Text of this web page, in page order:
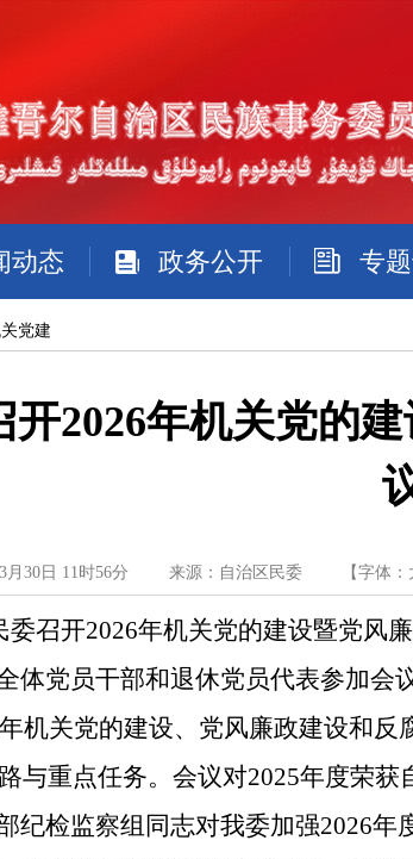
动态 政务公开 专
党建
开2026年机关党的
月30日 11时56分 来源：自治区民委 【字体：
委召开2026年机关党的建设暨党风
体党员干部和退休党员代表参加会
年机关党的建设、党风廉政建设和反
与重点任务。会议对2025年度荣获
纪检监察组 同志对我委加强2026年